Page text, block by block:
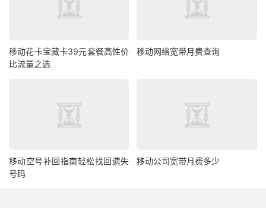
移动花卡宝藏卡39元套餐高性价
比流量之选
移动网络宽带月费查询
移动空号补回指南轻松找回遗失
号码
移动公司宽带月费多少